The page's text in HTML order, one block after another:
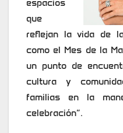
espacios
que
reflejan la vida de
como el Mes de la
un punto de
cultura y
familias en la
celebración”.